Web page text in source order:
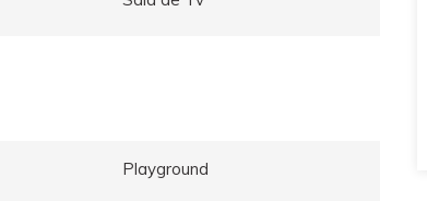
Playground